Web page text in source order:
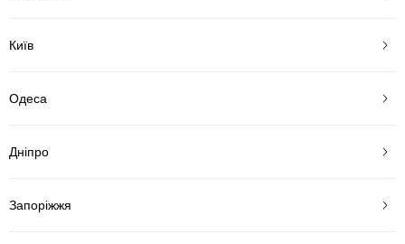
Київ
Одеса
Дніпро
Запоріжжя